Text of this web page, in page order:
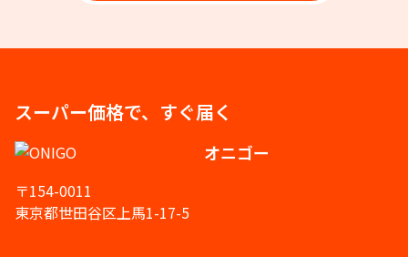
スーパー価格で、すぐ届く
オニゴー
〒154-0011
東京都世田谷区上馬1-17-5